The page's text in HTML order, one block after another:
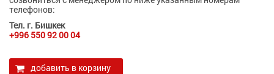
телефонов:
Тел. г. Бишкек
+996 550 92 00 04
добавить в корзину